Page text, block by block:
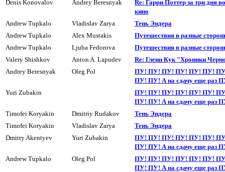
Denis Konovalov
Andrey Beresnyak
Re: Гарри Поттер за три дня
кино
Andrew Tupkalo
Vladislav Zarya
Тень Эндера
Andrew Tupkalo
Alex Mustakis
Пyтешествия в разные
Andrew Tupkalo
Ljuba Fedorova
Пyтешествия в разные
Valery Shishkov
Anton A. Lapudev
Re: Гленн Кук "Хроники
Andrey Beresnyak
Oleg Pol
ПУ! ПУ! ПУ! ПУ! ПУ! ПУ!
ПУ! ПУ! А на сдачу еще раз
Yuri Zubakin
ПУ! ПУ! ПУ! ПУ! ПУ! ПУ!
ПУ! ПУ! А на сдачу еще раз
Timofei Koryakin
Dmitriy Rudakov
Тень Эндера
Timofei Koryakin
Vladislav Zarya
Тень Эндера
Dmitry Akentyev
Yuri Zubakin
ПУ! ПУ! ПУ! ПУ! ПУ! ПУ!
ПУ! ПУ! А на сдачy еще раз
Andrew Tupkalo
Oleg Pol
ПУ! ПУ! ПУ! ПУ! ПУ! ПУ!
ПУ! ПУ! А на сдачу еще раз